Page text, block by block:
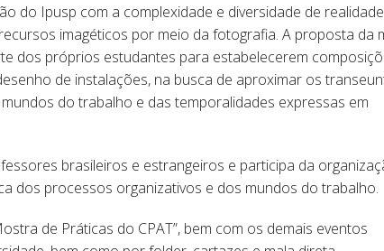
do Ipusp com a complexidade e diversidade de
imagéticos por meio da fotografia. A proposta da
dos próprios estudantes para estabelecerem
de instalações, na busca de aproximar os
do trabalho e das temporalidades expressas em
brasileiros e estrangeiros e participa da
dos processos organizativos e dos mundos do trabalho.
de Práticas do CPAT”, bem com os demais eventos